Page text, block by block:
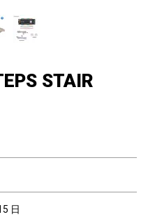
STAIR
日